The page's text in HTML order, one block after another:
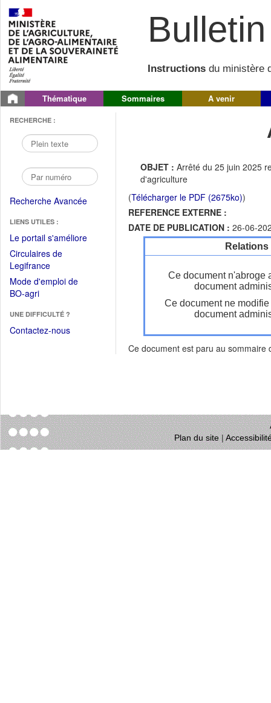
Instructions du ministère
Thématique Sommaires A venir
RECHERCHE :
Recherche Avancée
LIENS UTILES :
Le portail s'améliore(Fichier
Circulaires de
Legifrance(Ouvrir
dans
une
fenêtre)
Mode d'emploi de
BO-agri(Ouvrir
une
nouvelle
UNE DIFFICULTÉ ?
Contactez-nous
OBJET : Arrêté du 25 juin 2025
d'agriculture
(Télécharger le PDF (2675ko))
REFERENCE EXTERNE :
DATE DE PUBLICATION : 26-06-
Ce document n'abroge
document
Ce document ne
document
Ce document est paru au sommaire
Plan du site|